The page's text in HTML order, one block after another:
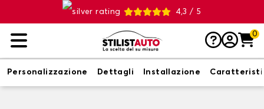
4,3 / 5
0
Personalizzazione Dettagli Installazione